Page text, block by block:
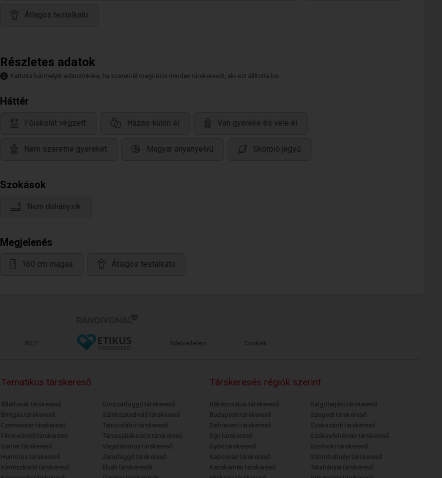
Átlagos testalkatú
Részletes adatok
Kattints bármelyik adatcímkére, ha szeretnél megnézni minden társkeresőt, aki ezt állította be.
Háttér
Főiskolát végzett Házas-külön él Van gyereke és vele él
Nem szeretne gyereket Magyar anyanyelvű Skorpió jegyű
Szokások
Nem dohányzik
Megjelenés
160 cm magas Átlagos testalkatú
ÁSZF Adatvédelem Cookiek
Tematikus társkereső
Állatbarát társkereső
Bringás társkereső
Ezermester társkereső
Filmkedvelő társkereső
Gamer társkereső
Humoros társkereső
Kertészkedő társkereső
Sorozatfüggő társkereső
Színházkedvelő társkereső
Táncoslábú társkereső
Társasjátékozós társkereső
Vegetáriánus társkereső
Zenefüggő társkereső
Elvált társkeresők
Társkeresés régiók szerint
Békéscsabai társkereső
Budapesti társkereső
Debreceni társkereső
Egri társkereső
Győri társkereső
Kaposvári társkereső
Kecskeméti társkereső
Salgótarjáni társkereső
Szegedi társkereső
Szekszárdi társkereső
Székesfehérvári társkereső
Szolnoki társkereső
Szombathelyi társkereső
Tatabányai társkereső